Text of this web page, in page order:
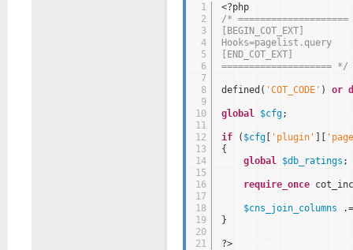
1
2
3
4
5
6
7
8
9
10
11
12
13
14
15
16
17
18
19
20
21
<?php
/* ====================
[BEGIN_COT_EXT]
Hooks=pagelist.query
[END_COT_EXT]
==================== */
defined( 'COT_CODE' ) or
global $cfg;
if ( $cfg[ 'plugin'
{
global $db_ratings ;
require_once
$cns_join_columns
}
?>